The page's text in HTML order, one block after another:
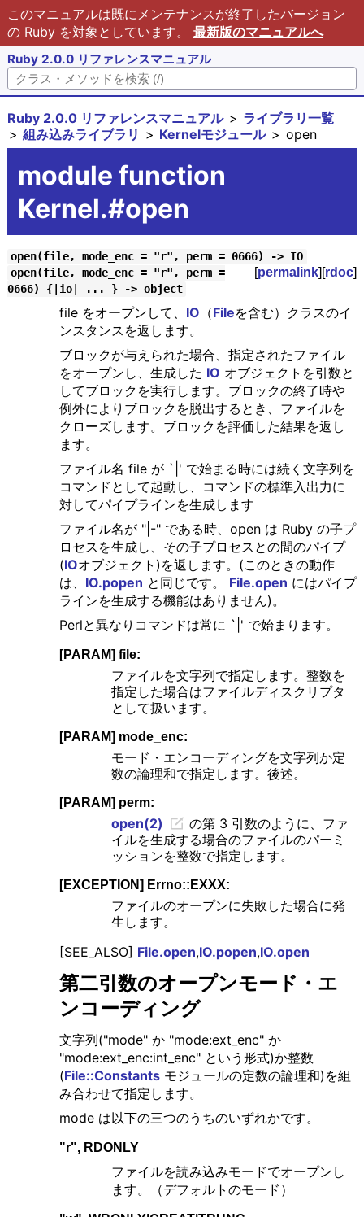
このマニュアルは既にメンテナンスが終了したバージョン
の Ruby を対象としています。 最新版のマニュアルへ
Ruby 2.0.0 リファレンスマニュアル
Ruby 2.0.0 リファレンスマニュアル
ライブラリ一覧
組み込みライブラリ
Kernelモジュール open
module function
Kernel.#open
open(file, mode_enc = "r", perm = 0666) -> IO
[permalink][rdoc]
open(file, mode_enc = "r", perm =
0666) {|io| ... } -> object
file をオープンして、 IO （Fileを含む）クラスのイ
ンスタンスを返します。
ブロックが与えられた場合、指定されたファイル
をオープンし、生成した IO オブジェクトを引数と
してブロックを実行します。ブロックの終了時や
例外によりブロックを脱出するとき、ファイルを
クローズします。ブロックを評価した結果を返し
ます。
ファイル名 file が `|' で始まる時には続く文字列を
コマンドとして起動し、コマンドの標準入出力に
対してパイプラインを生成します
ファイル名が "|-" である時、open は Ruby の子プ
ロセスを生成し、その子プロセスとの間のパイプ
(IOオブジェクト)を返します。(このときの動作
は、 IO.popen と同じです。 File.open にはパイプ
ラインを生成する機能はありません)。
Perlと異なりコマンドは常に `|' で始まります。
[PARAM] file:
ファイルを文字列で指定します。整数を
指定した場合はファイルディスクリプタ
として扱います。
[PARAM] mode_enc:
モード・エンコーディングを文字列か定
数の論理和で指定します。後述。
[PARAM] perm:
open(2)
の第 3 引数のように、ファ
イルを生成する場合のファイルのパーミ
ッションを整数で指定します。
[EXCEPTION] Errno::EXXX:
ファイルのオープンに失敗した場合に発
生します。
[SEE_ALSO] File.open,IO.popen,IO.open
第二引数のオープンモード・エ
ンコーディング
文字列("mode" か "mode:ext_enc" か
"mode:ext_enc:int_enc" という形式)か整数
(File::Constantsモジュールの定数の論理和)を組
み合わせて指定します。
mode は以下の三つのうちのいずれかです。
"r", RDONLY
ファイルを読み込みモードでオープンし
ます。（デフォルトのモード）